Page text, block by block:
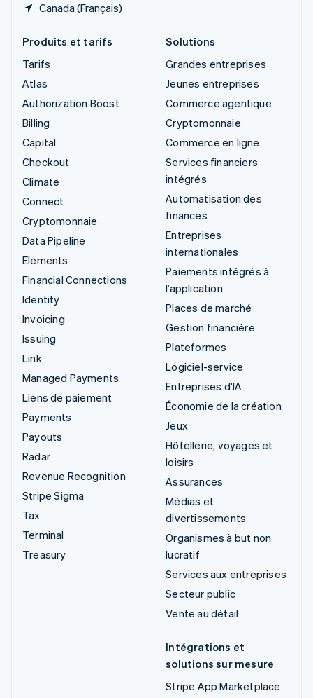
Canada (Français)
Produits et tarifs
Tarifs
Atlas
Authorization Boost
Billing
Capital
Checkout
Climate
Connect
Cryptomonnaie
Data Pipeline
Elements
Financial Connections
Identity
Invoicing
Issuing
Link
Managed Payments
Liens de paiement
Payments
Payouts
Radar
Revenue Recognition
Stripe Sigma
Tax
Terminal
Treasury
Solutions
Grandes entreprises
Jeunes entreprises
Commerce agentique
Cryptomonnaie
Commerce en ligne
Services financiers
intégrés
Automatisation des
finances
Entreprises
internationales
Paiements intégrés à
l’application
Places de marché
Gestion financière
Plateformes
Logiciel-service
Entreprises d'IA
Économie de la création
Jeux
Hôtellerie, voyages et
loisirs
Assurances
Médias et
divertissements
Organismes à but non
lucratif
Services aux entreprises
Secteur public
Vente au détail
Intégrations et
solutions sur mesure
Stripe App Marketplace